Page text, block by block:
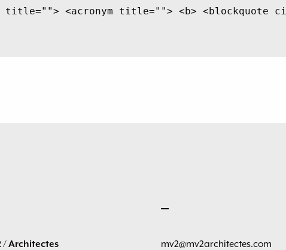
<acronym title=""> <b> <blockquote
/ Architectes
mv2@mv2architectes.com